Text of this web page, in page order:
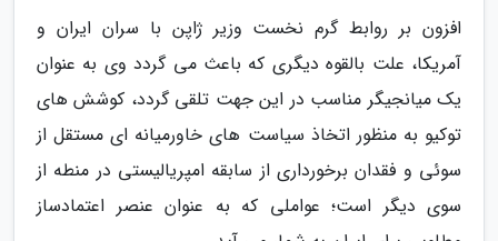
افزون بر روابط گرم نخست وزیر ژاپن با سران ایران و
آمریکا، علت بالقوه دیگری که باعث می گردد وی به عنوان
یک میانجیگر مناسب در این جهت تلقی گردد، کوشش های
توکیو به منظور اتخاذ سیاست های خاورمیانه ای مستقل از
سوئی و فقدان برخورداری از سابقه امپریالیستی در منطه از
سوی دیگر است؛ عواملی که به عنوان عنصر اعتمادساز